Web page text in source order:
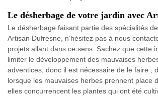
Le désherbage de votre jardin avec
Le désherbage faisant partie des spécialités de
Artisan Dufresne, n’hésitez pas à nous
projets allant dans ce sens. Sachez que cette
limiter le développement des mauvaises
adventices, donc il est nécessaire de le faire ;
lorsque les mauvaises herbes prennent place
elles concurrencent les plantes qui ont été